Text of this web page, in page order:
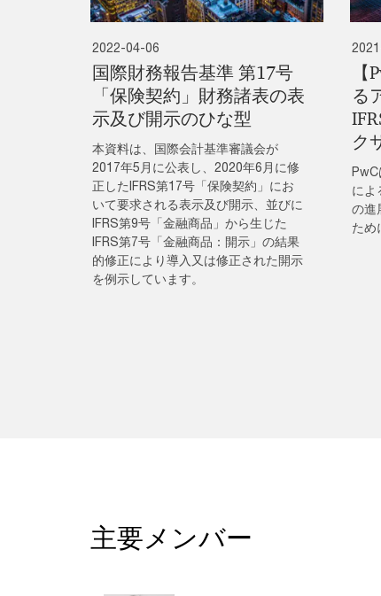
2022-04-06
国際財務報告基準 第17号
「保険契約」財務諸表の表
示及び開示のひな型
本資料は、国際会計基準審議会が
2017年5月に公表し、2020年6月に修
正したIFRS第17号「保険契約」にお
いて要求される表示及び開示、並びに
IFRS第9号「金融商品」から生じた
IFRS第7号「金融商品：開示」の結果
的修正により導入又は修正された開示
を例示しています。
る
ク
PwC
によ
の進
ため
主要メンバー